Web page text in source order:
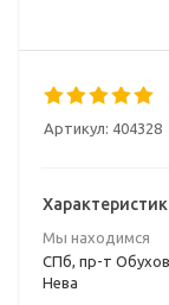
Артикул: 404328
Мы находимся
СПб, пр-т
Нева